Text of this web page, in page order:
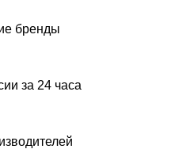
бренды
за 24 часа